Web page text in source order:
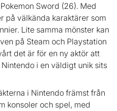
Sword (26). Med
på välkända karaktärer som
Lite samma mönster kan
på Steam och Playstation
det är för en ny aktör att
i en väldigt unik sits
i Nintendo främst från
konsoler och spel, med